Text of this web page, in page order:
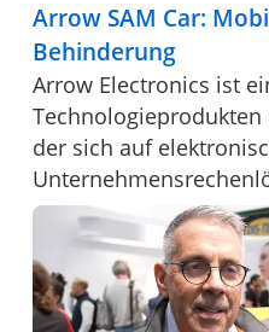
Arrow SAM Car:
Behinderung
Arrow Electronics ist
der sich auf